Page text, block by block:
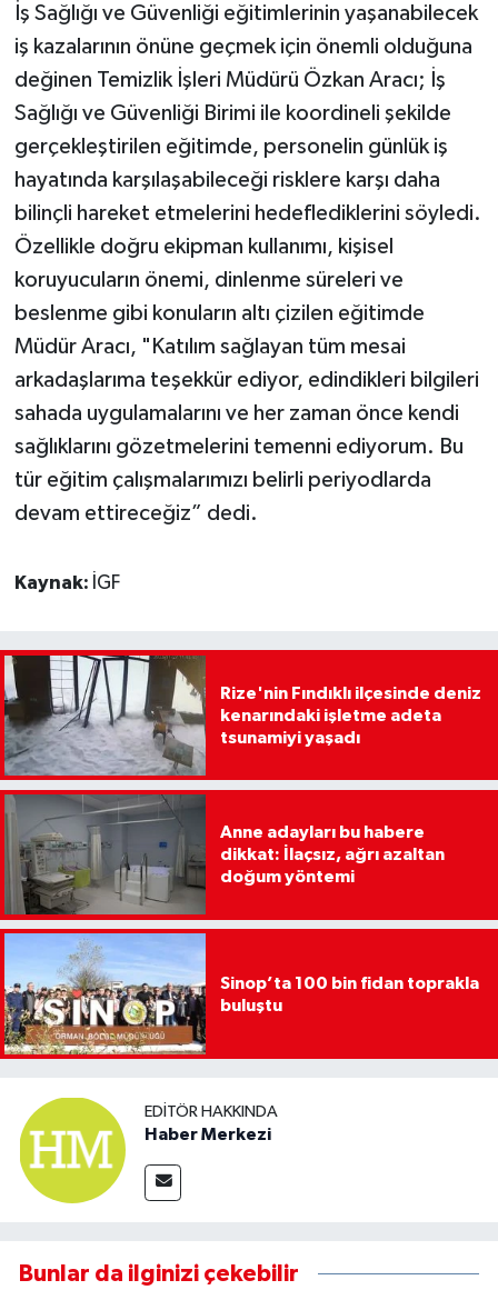
İş Sağlığı ve Güvenliği eğitimlerinin yaşanabilecek
iş kazalarının önüne geçmek için önemli olduğuna
değinen Temizlik İşleri Müdürü Özkan Aracı; İş
Sağlığı ve Güvenliği Birimi ile koordineli şekilde
gerçekleştirilen eğitimde, personelin günlük iş
hayatında karşılaşabileceği risklere karşı daha
bilinçli hareket etmelerini hedeflediklerini söyledi.
Özellikle doğru ekipman kullanımı, kişisel
koruyucuların önemi, dinlenme süreleri ve
beslenme gibi konuların altı çizilen eğitimde
Müdür Aracı, "Katılım sağlayan tüm mesai
arkadaşlarıma teşekkür ediyor, edindikleri bilgileri
sahada uygulamalarını ve her zaman önce kendi
sağlıklarını gözetmelerini temenni ediyorum. Bu
tür eğitim çalışmalarımızı belirli periyodlarda
devam ettireceğiz” dedi.
Kaynak: İGF
Rize'nin Fındıklı ilçesinde deniz
kenarındaki işletme adeta
tsunamiyi yaşadı
Anne adayları bu habere
dikkat: İlaçsız, ağrı azaltan
doğum yöntemi
Sinop’ta 100 bin fidan toprakla
buluştu
EDITÖR HAKKINDA
Haber Merkezi
Bunlar da ilginizi çekebilir